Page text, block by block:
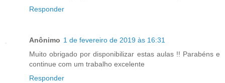
Responder
Anônimo 1 de fevereiro de 2019 às 16:31
Muito obrigado por disponibilizar estas aulas !! Parabéns e
continue com um trabalho excelente
Responder